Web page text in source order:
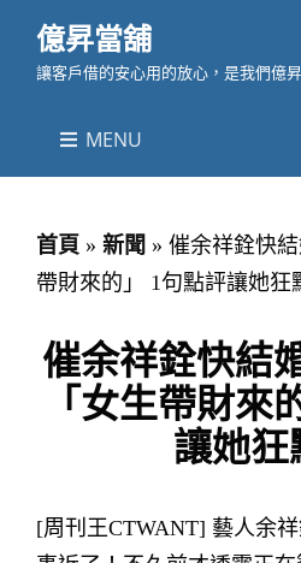
億昇當舖
讓客戶借的安心用的放心，是我們億
MENU
首頁 » 新聞 » 催余祥銓快
帶財來的」 1句點評讓她狂
催余祥銓快結
「女生帶財來
讓她狂
[周刊王CTWANT] 藝人余